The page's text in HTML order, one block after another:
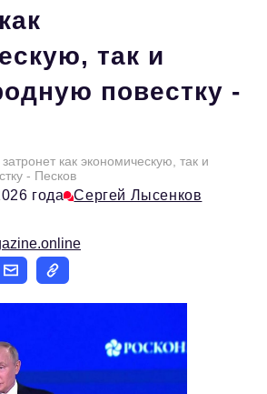
+7 495 727-01-67
редакции:
так и
повестку -
как экономическую, так и
- Песков
года Сергей Лысенков